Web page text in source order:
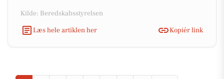
Kilde: Beredskabsstyrelsen
Læs hele artiklen her
Kopiér link